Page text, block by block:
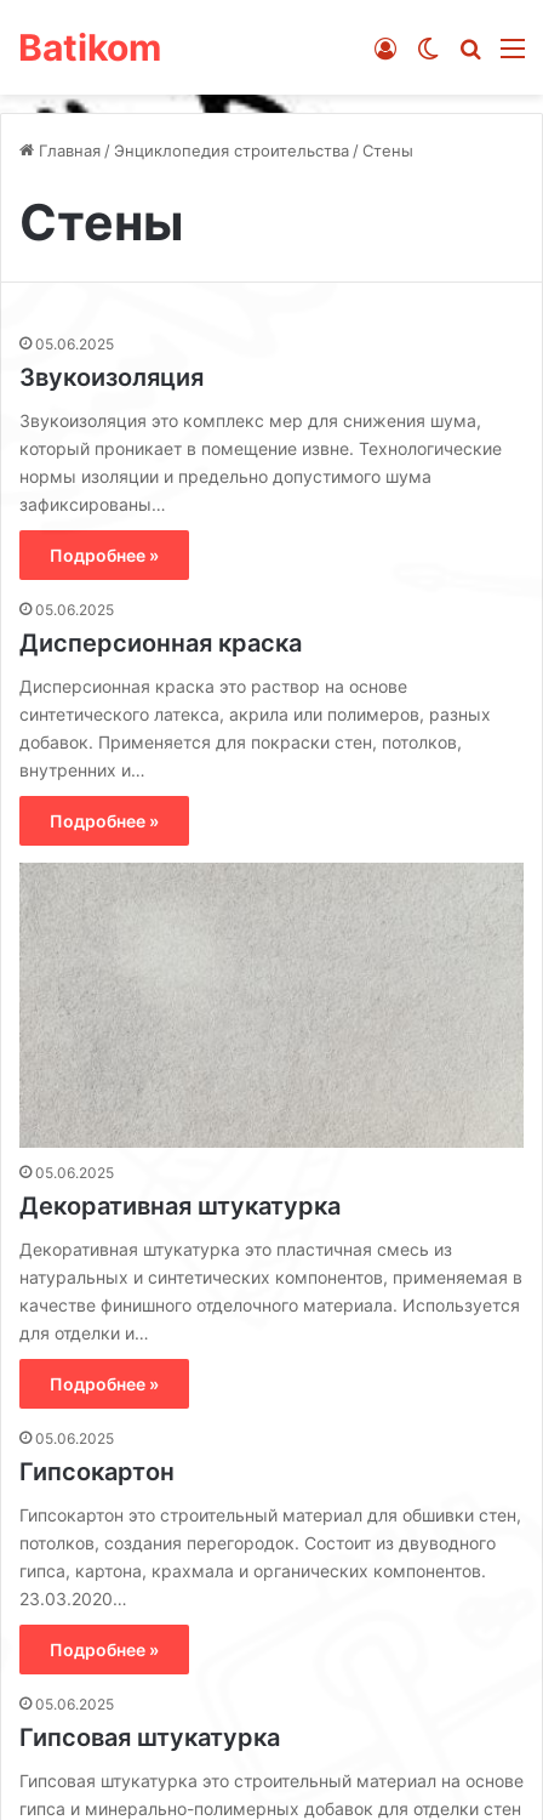
Batikom Switch skin
Войти
Главная / Энциклопедия строительства /Стены
Стены
05.06.2025
Звукоизоляция
Звукоизоляция это комплекс мер для снижения шума,
который проникает в помещение извне. Технологические
нормы изоляции и предельно допустимого шума
зафиксированы…
Подробнее »
05.06.2025
Дисперсионная краска
Дисперсионная краска это раствор на основе
синтетического латекса, акрила или полимеров, разных
добавок. Применяется для покраски стен, потолков,
внутренних и…
Подробнее »
05.06.2025
Декоративная штукатурка
Декоративная штукатурка это пластичная смесь из
натуральных и синтетических компонентов, применяемая в
качестве финишного отделочного материала. Используется
для отделки и…
Подробнее »
05.06.2025
Гипсокартон
Гипсокартон это строительный материал для обшивки стен,
потолков, создания перегородок. Состоит из двуводного
гипса, картона, крахмала и органических компонентов.
23.03.2020…
Подробнее »
05.06.2025
Гипсовая штукатурка
Гипсовая штукатурка это строительный материал на основе
гипса и минерально-полимерных добавок для отделки стен